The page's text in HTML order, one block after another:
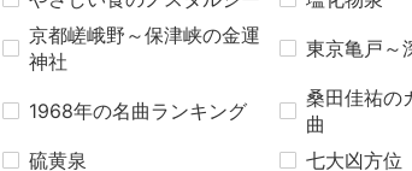
京都嵯峨野～保津峡の金運
神社
東京亀戸～
1968年の名曲ランキング
桑田佳祐の
曲
硫黄泉 七大凶方位